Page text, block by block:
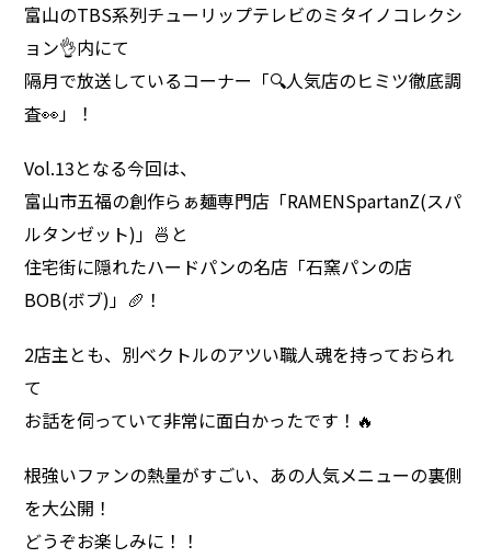
富山のTBS系列チューリップテレビのミタイノコレクシ
ョン👌内にて
隔月で放送しているコーナー「🔍人気店のヒミツ徹底調
査👀」！
Vol.13となる今回は、
富山市五福の創作らぁ麺専門店「RAMENSpartanZ(スパ
ルタンゼット)」🍜と
住宅街に隠れたハードパンの名店「石窯パンの店
BOB(ボブ)」🥖！
2店主とも、別ベクトルのアツい職人魂を持っておられ
て
お話を伺っていて非常に面白かったです！🔥
根強いファンの熱量がすごい、あの人気メニューの裏側
を大公開！
どうぞお楽しみに！！